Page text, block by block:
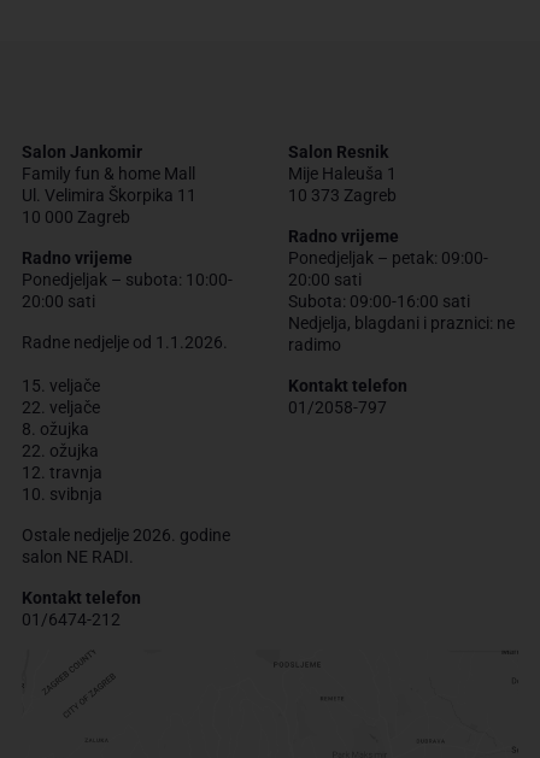
Salon Jankomir
Family fun & home Mall
Ul. Velimira Škorpika 11
10 000 Zagreb
Radno vrijeme
Ponedjeljak – subota: 10:00-
20:00 sati
Radne nedjelje od 1.1.2026.
15. veljače
22. veljače
8. ožujka
22. ožujka
12. travnja
10. svibnja
Ostale nedjelje 2026. godine
salon NE RADI.
Kontakt telefon
01/6474-212
Salon Resnik
Mije Haleuša 1
10 373 Zagreb
Radno vrijeme
Ponedjeljak – petak: 09:00-
20:00 sati
Subota: 09:00-16:00 sati
Nedjelja, blagdani i praznici: ne
radimo
Kontakt telefon
01/2058-797